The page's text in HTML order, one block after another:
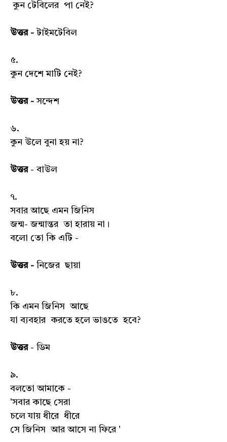
কুন টেবিলের পা নেই?
উত্তর - টাইমটেবিল
৫.
কুন দেশে মাটি নেই?
উত্তর -সন্দেশ
৬.
কুন উলে বুনা হয় না?
উত্তর- বাউল
৭.
সবার আছে এমন জিনিস
জন্ম- জন্মান্তর তা হারায় না।
বলো তো কি এটি -
উত্তর -নিজের ছায়া
৮.
কি এমন জিনিস আছে
যা ব্যবহার করতে হলে ভাঙতে হবে?
উত্তর - ডিম
৯.
বলতো আমাকে -
'সবার কাছে সেরা
চলে যায় ধীরে ধীরে
সে জিনিস আর আসে না ফিরে '